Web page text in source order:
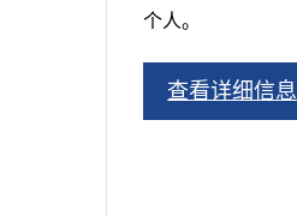
个人。
查看详细信息